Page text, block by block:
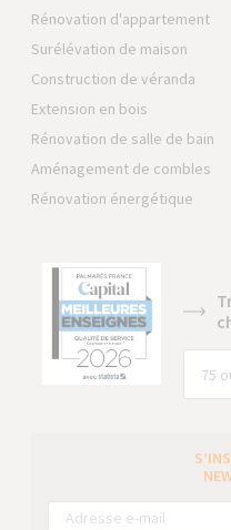
Rénovation d'appartement
Surélévation de maison
Construction de véranda
Extension en bois
Rénovation de salle de bain
Aménagement de combles
Rénovation énergétique